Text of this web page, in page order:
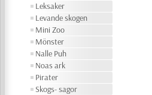
Leksaker
Levande skogen
Mini Zoo
Mönster
Nalle Puh
Noas ark
Pirater
Skogs- sagor